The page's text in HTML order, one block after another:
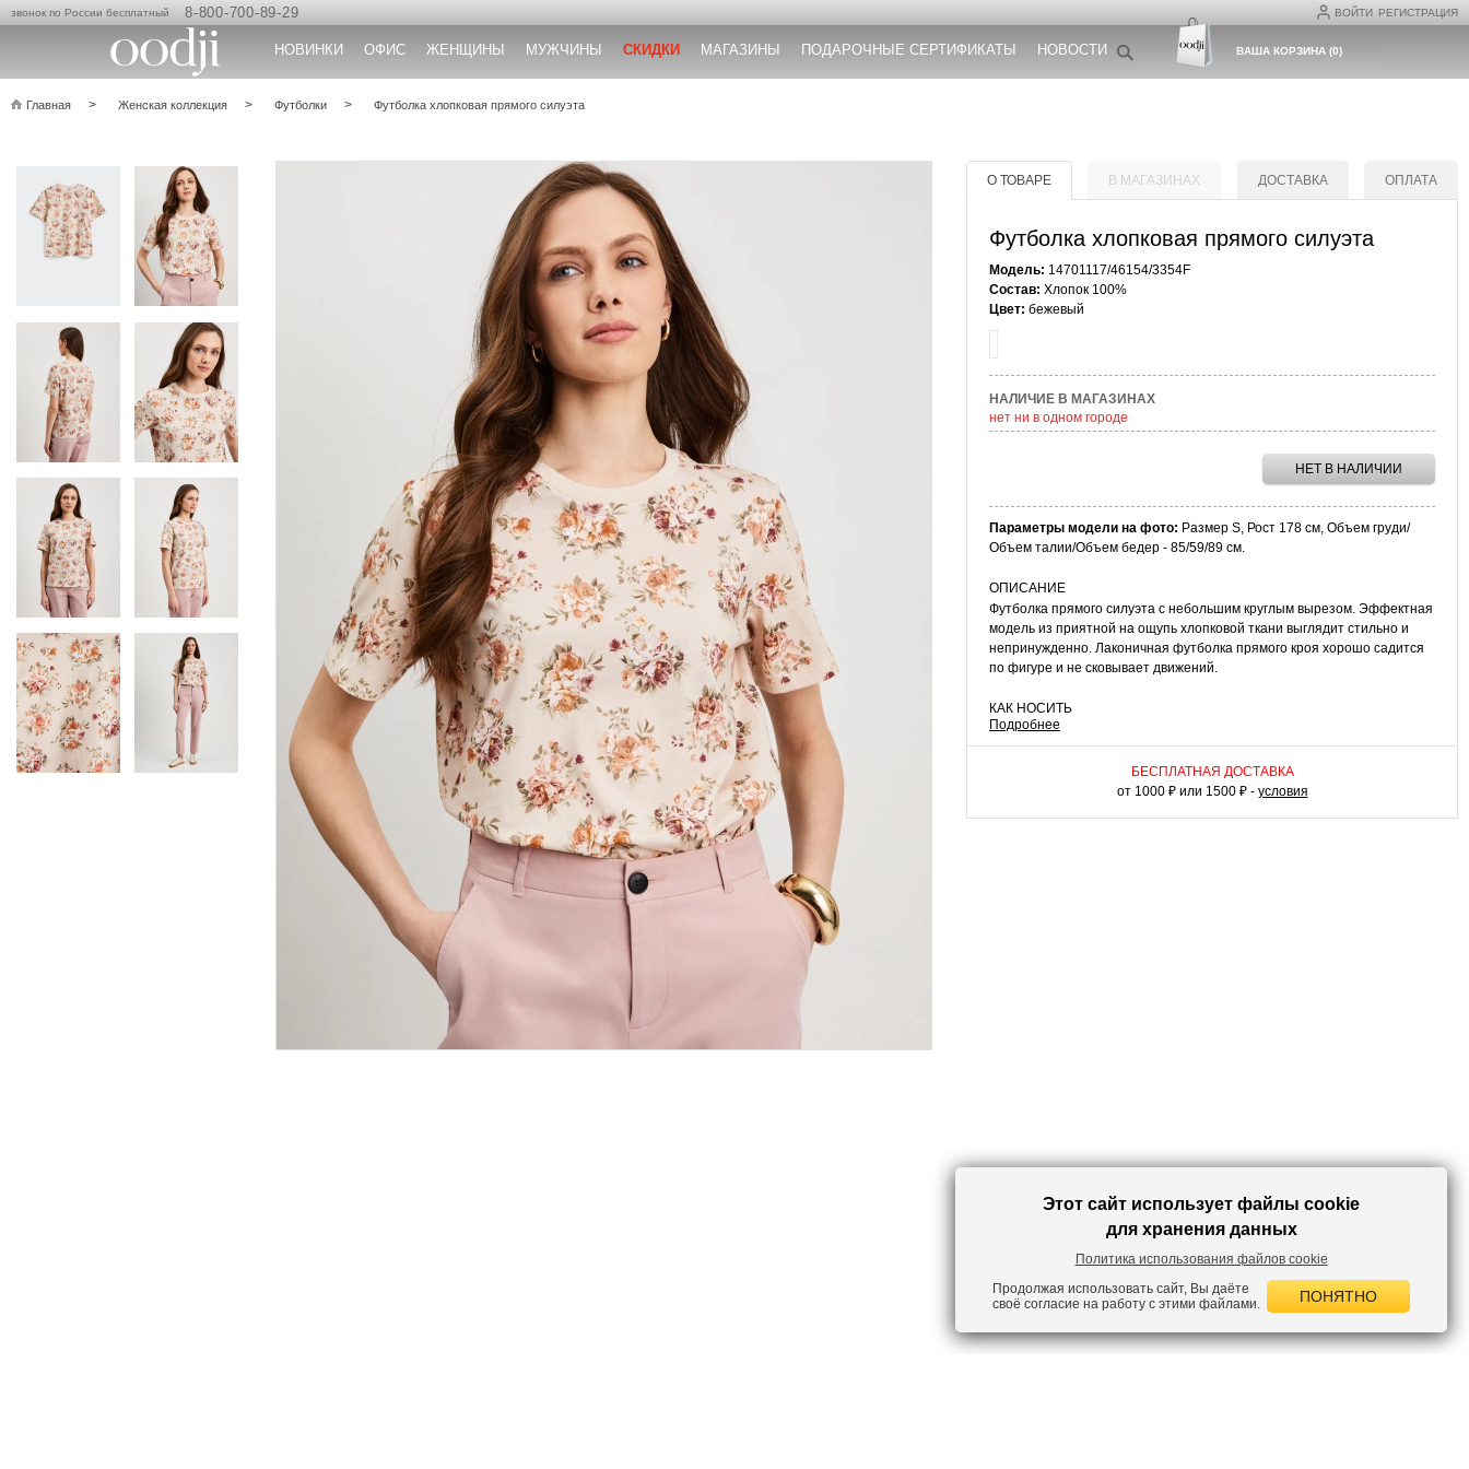
ВОЙТИ РЕГИСТРАЦИЯ
звонок по России бесплатный 8-800-700-89-29
НОВИНКИ ОФИС ЖЕНЩИНЫ МУЖЧИНЫ СКИДКИ МАГАЗИНЫ ПОДАРОЧНЫЕ СЕРТИФИКАТЫ НОВОСТИ ВАША КОРЗИНА(0)
Главная Женская коллекция Футболки Футболка хлопковая прямого силуэта
О ТОВАРЕ В МАГАЗИНАХ ДОСТАВКА ОПЛАТА
Футболка хлопковая прямого силуэта
Модель: 14701117/46154/3354F
Состав: Хлопок 100%
Цвет: бежевый
НАЛИЧИЕ В МАГАЗИНАХ
нет ни в одном городе
НЕТ В НАЛИЧИИ
Параметры модели на фото: Размер S, Рост 178 см, Объем груди/
Объем талии/Объем бедер - 85/59/89 см.
ОПИСАНИЕ
Футболка прямого силуэта с небольшим круглым вырезом. Эффектная
модель из приятной на ощупь хлопковой ткани выглядит стильно и
непринужденно. Лаконичная футболка прямого кроя хорошо садится
по фигуре и не сковывает движений.
КАК НОСИТЬ
Хлопковую футболку с легкостью можно сочетать как с однотонным,
так и принтованным низом. С джинсами и кедами у вас получится
удобный комплект для встречи с друзьями. А в сочетании с
расклешенной юбкой миди и босоножками на высоком каблуке вы
Подробнее
БЕСПЛАТНАЯ ДОСТАВКА
от 1000 ₽ или 1500 ₽ - условия
Этот сайт использует файлы cookie
для хранения данных
Политика использования файлов cookie
Продолжая использовать сайт, Вы даёте
своё согласие на работу с этими файлами.
ПОНЯТНО